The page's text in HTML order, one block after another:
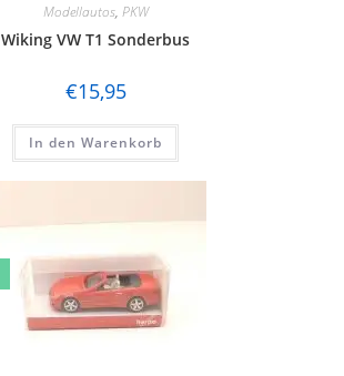
Modellautos, PKW
Wiking VW T1 Sonderbus
€15,95
In den Warenkorb